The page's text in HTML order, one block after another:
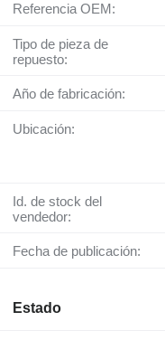
Referencia OEM:
Tipo de pieza de
repuesto:
Año de fabricación:
Ubicación:
Id. de stock del
vendedor:
Fecha de publicación:
Estado